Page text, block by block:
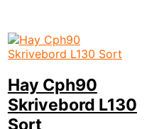
er:
8.175,00 kr..
Hay Cph90
Skrivebord L130
Sort